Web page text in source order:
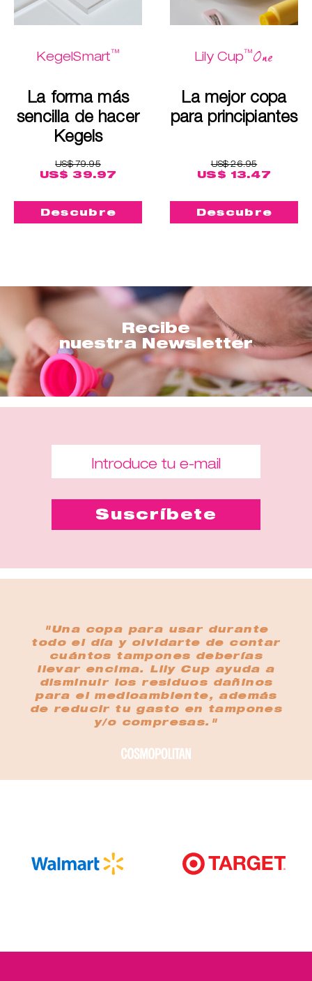
KegelSmart™
La forma más
sencilla de hacer
Kegels
US$ 79.95
US$ 39.97
Descubre
Lily Cup™One
La mejor copa
para principiantes
US$ 26.95
US$ 13.47
Descubre
Recibe
nuestra Newsletter
"Una copa para usar durante
todo el día y olvidarte de contar
cuántos tampones deberías
llevar encima. Lily Cup ayuda a
disminuir los residuos dañinos
para el medioambiente, además
de reducir tu gasto en tampones
y/o compresas."